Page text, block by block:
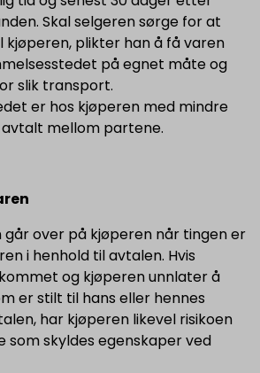
Skal selgeren sørge for at
kjøperen, plikter han å få varen
på egnet måte og
slik transport.
er hos kjøperen med mindre
mellom partene.
går over på kjøperen når tingen er
i henhold til avtalen. Hvis
og kjøperen unnlater å
er stilt til hans eller hennes
har kjøperen likevel risikoen
som skyldes egenskaper ved